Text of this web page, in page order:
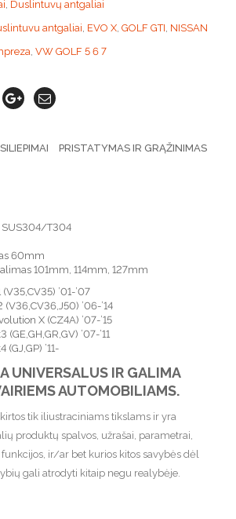
, Duslintuvų antgaliai
antgaliai, EVO X, GOLF GTI, NISSAN
, VW GOLF 5 6 7
PRISTATYMAS IR GRĄŽINIMAS
SUS304/T304
60mm
101mm, 114mm, 127mm
’01-’07
’06-’14
X (CZ4A) ’07-’15
’07-’11
’11-
UNIVERSALUS IR GALIMA
AUTOMOBILIAMS.
tik iliustraciniams tikslams ir yra
produktų spalvos, užrašai, parametrai,
ir/ar bet kurios kitos savybės dėl
gali atrodyti kitaip negu realybėje.